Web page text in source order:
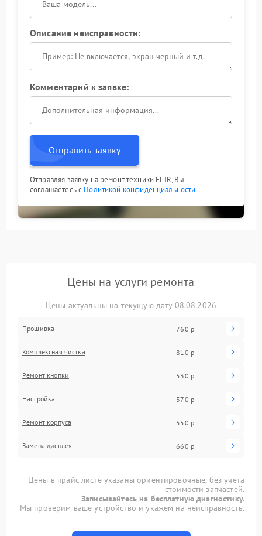
Описание неисправности:
Комментарий к заявке:
Отправить заявку
Отправляя заявку на ремонт техники FLIR, Вы
соглашаетесь с Политикой конфиденциальности
Цены на услуги ремонта
Цены актуальны на текущую дату 08.08.2026
Прошивка 760 р
Комплексная чистка 810 р
Ремонт кнопки 530 р
Настройка 370 р
Ремонт корпуса 550 р
Замена дисплея 660 р
Цены в прайс-листе указаны ориентировочные, без учета
стоимости запчастей.
Записывайтесь на бесплатную диагностику.
Мы проверим ваше устройство и укажем на неисправность.